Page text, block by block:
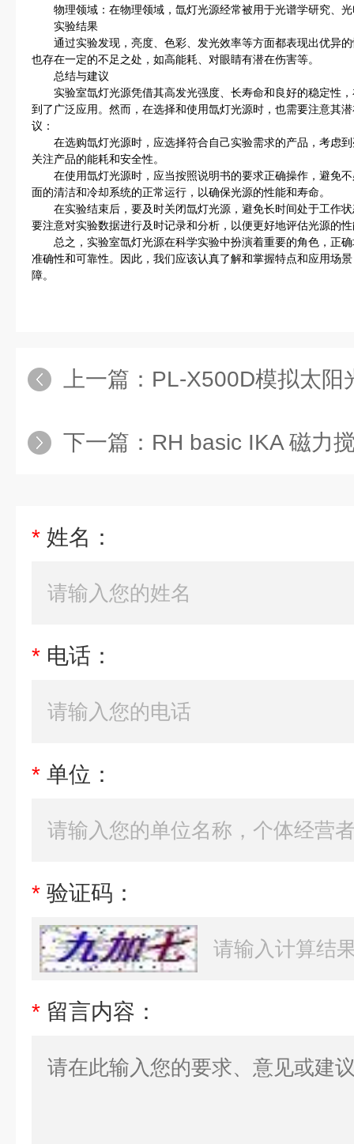
物理领域：在物理领域，氙灯光源经常被用于光谱学研究、光
实验结果
通过实验发现，亮度、色彩、发光效率等方面都表现出优异的
也存在一定的不足之处，如高能耗、对眼睛有潜在伤害等。
总结与建议
实验室氙灯光源凭借其高发光强度、长寿命和良好的稳定性，
到了广泛应用。然而，在选择和使用氙灯光源时，也需要注意其
议：
在选购氙灯光源时，应选择符合自己实验需求的产品，考虑到
关注产品的能耗和安全性。
在使用氙灯光源时，应当按照说明书的要求正确操作，避免不
面的清洁和冷却系统的正常运行，以确保光源的性能和寿命。
在实验结束后，要及时关闭氙灯光源，避免长时间处于工作状
要注意对实验数据进行及时记录和分析，以便更好地评估光源的
总之，实验室氙灯光源在科学实验中扮演着重要的角色，正确
准确性和可靠性。因此，我们应该认真了解和掌握特点和应用场
障。
上一篇： PL-X500D模拟太阳
下一篇： RH basic IKA 磁力
* 姓名：
* 电话：
* 单位：
* 验证码：
* 留言内容：